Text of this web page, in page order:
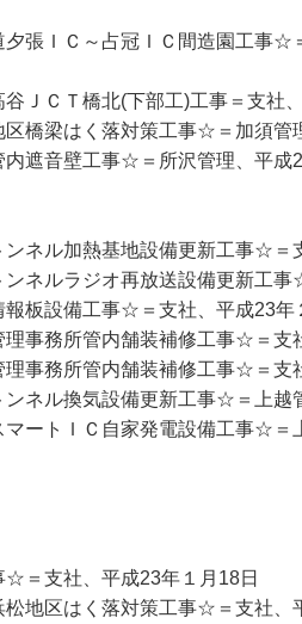
夕張ＩＣ～占冠ＩＣ間造園工事
ＪＣＴ橋北(下部工)工事＝支
区橋梁はく落対策工事☆＝加須
遮音壁工事☆＝所沢管理、平成
ネル加熱基地設備更新工事☆＝
ンネルラジオ再放送設備更新工
報板設備工事☆＝支社、平成23
理事務所管内舗装補修工事☆＝
理事務所管内舗装補修工事☆＝
ンネル換気設備更新工事☆＝上
マートＩＣ自家発電設備工事☆
＝支社、平成23年１月18日
地区はく落対策工事☆＝支社、